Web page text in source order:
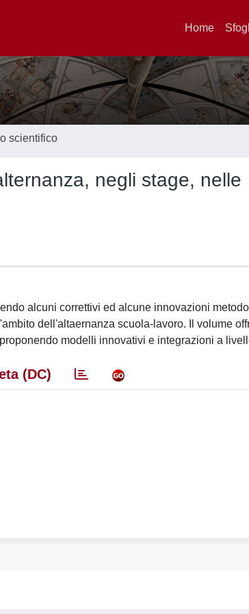
Home
scientifico
negli stage, nelle
alcuni correttivi ed alcune innovazioni
dell'altaernanza scuola-lavoro. Il volume
modelli innovativi e integrazioni a
(DC)